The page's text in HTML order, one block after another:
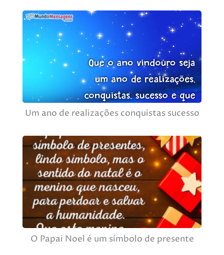
Um ano de realizações conquistas sucesso
O Papai Noel é um símbolo de presente